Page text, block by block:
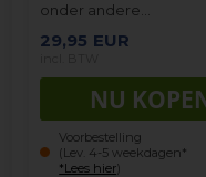
onder andere…
29,95 EUR
Voorbestelling
(Lev. 4-5 weekdagen*
*Lees hier)